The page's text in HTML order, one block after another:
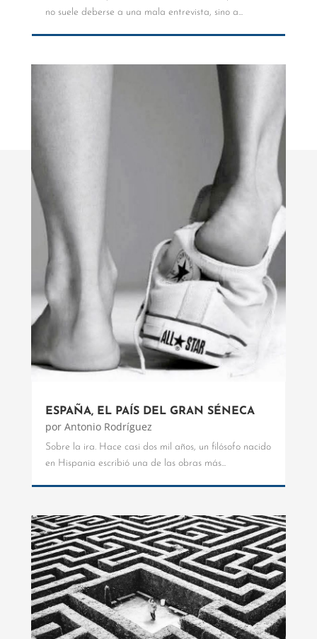
no suele deberse a una mala entrevista, sino a...
ESPAÑA, EL PAÍS DEL GRAN SÉNECA
por Antonio Rodríguez
Sobre la ira. Hace casi dos mil años, un filósofo nacido
en Hispania escribió una de las obras más...